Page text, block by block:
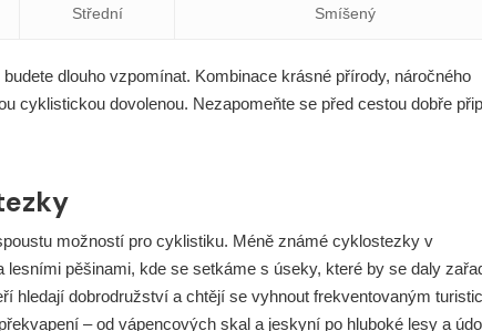
Střední Smíšený
dlouho vzpomínat. Kombinace krásné přírody, náročného
cyklistickou dovolenou. Nezapomeňte se před cestou dobře
možností pro cyklistiku. Méně známé cyklostezky v
pěšinami, kde se setkáme s úseky, které by se daly
hledají dobrodružství a chtějí se vyhnout frekventovaným
– od vápencových skal a jeskyní po hluboké lesy a